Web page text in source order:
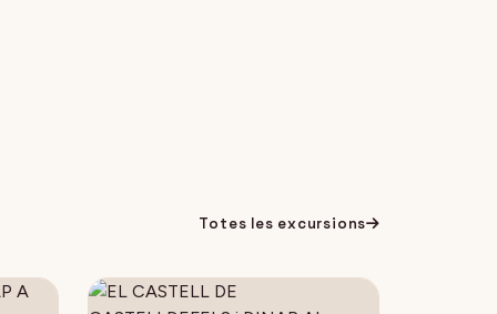
Totes les excursions